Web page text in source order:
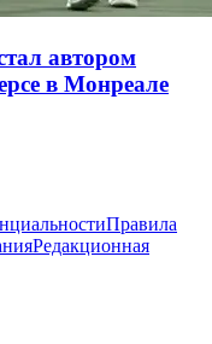
автором
в Монреале
Правила
Редакционная